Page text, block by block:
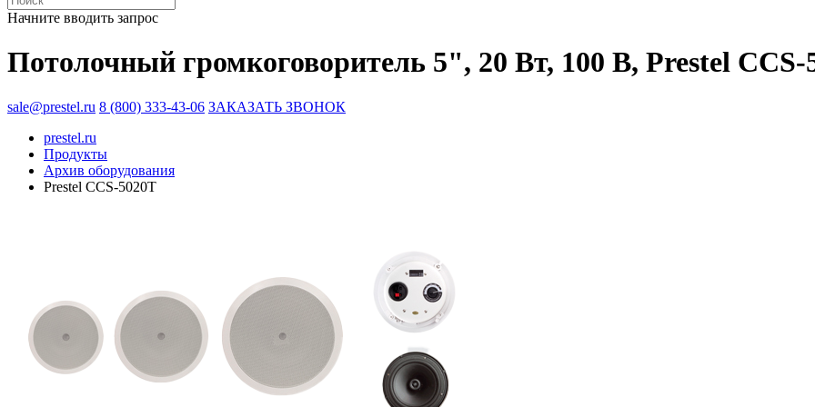
Начните вводить запрос
Потолочный громкоговоритель 5", 20 Вт, 100 В, Prestel CCS-
sale@prestel.ru 8 (800) 333-43-06 ЗАКАЗАТЬ ЗВОНОК
prestel.ru
Продукты
Архив оборудования
Prestel CCS-5020T